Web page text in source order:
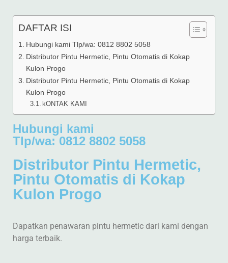
DAFTAR ISI
Hubungi kami Tlp/wa: 0812 8802 5058
Distributor Pintu Hermetic, Pintu Otomatis di Kokap
Kulon Progo
Distributor Pintu Hermetic, Pintu Otomatis di Kokap
Kulon Progo
kONTAK KAMI
Hubungi kami
Tlp/wa: 0812 8802 5058
Distributor Pintu Hermetic,
Pintu Otomatis di Kokap
Kulon Progo
Dapatkan penawaran pintu hermetic dari kami dengan
harga terbaik.